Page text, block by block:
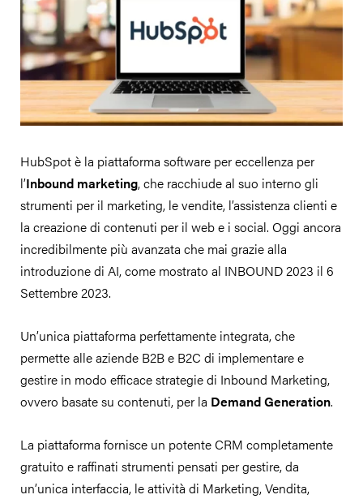
HubSpot è la piattaforma software per eccellenza per
l’Inbound marketing, che racchiude al suo interno gli
strumenti per il marketing, le vendite, l’assistenza clienti e
la creazione di contenuti per il web e i social. Oggi ancora
incredibilmente più avanzata che mai grazie alla
introduzione di AI, come mostrato al INBOUND 2023 il 6
Settembre 2023.
Un’unica piattaforma perfettamente integrata, che
permette alle aziende B2B e B2C di implementare e
gestire in modo efficace strategie di Inbound Marketing,
ovvero basate su contenuti, per la Demand Generation.
La piattaforma fornisce un potente CRM completamente
gratuito e raffinati strumenti pensati per gestire, da
un’unica interfaccia, le attività di Marketing, Vendita,